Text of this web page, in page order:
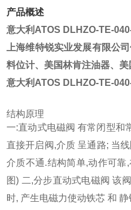
产品概述
意大利ATOS DLHZO-TE-
上海维特锐实业发展有限公
料位计、美国林肯注油器、
意大利ATOS DLHZO-TE-
结构原理
一:直动式电磁阀 有常闭型和
直接开启阀,介质 呈通路; 当
介质不通.结构简单,动作可靠
图) 二,分步直动式电磁阀 该
时, 产生电磁力使动铁芯 和